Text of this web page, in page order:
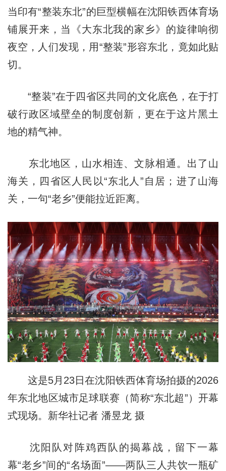
当印有“整装东北”的巨型横幅在沈阳铁西体育场
铺展开来，当《大东北我的家乡》的旋律响彻
夜空，人们发现，用“整装”形容东北，竟如此贴
切。
“整装”在于四省区共同的文化底色，在于打
破行政区域壁垒的制度创新，更在于这片黑土
地的精气神。
东北地区，山水相连、文脉相通。出了山
海关，四省区人民以“东北人”自居；进了山海
关，一句“老乡”便能拉近距离。
这是5月23日在沈阳铁西体育场拍摄的2026
年东北地区城市足球联赛（简称“东北超”）开幕
式现场。新华社记者 潘昱龙 摄
沈阳队对阵鸡西队的揭幕战，留下一幕
幕“老乡”间的“名场面”——两队三人共饮一瓶矿